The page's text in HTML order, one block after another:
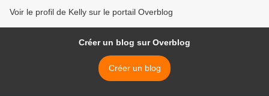
Voir le profil de Kelly sur le portail Overblog
Créer un blog sur Overblog
Créer un blog